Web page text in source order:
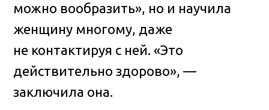
можно вообразить», но и научила
женщину многому, даже
не контактируя с ней. «Это
действительно здорово», —
заключила она.